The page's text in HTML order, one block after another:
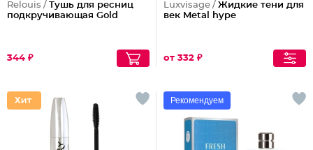
Relouis / Тушь для ресниц
подкручивающая Gold
344 ₽
Luxvisage / Жидкие тени для
век Metal hype
от 332 ₽
Рекомендуем